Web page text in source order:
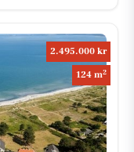
2.495.000 kr
124 m2